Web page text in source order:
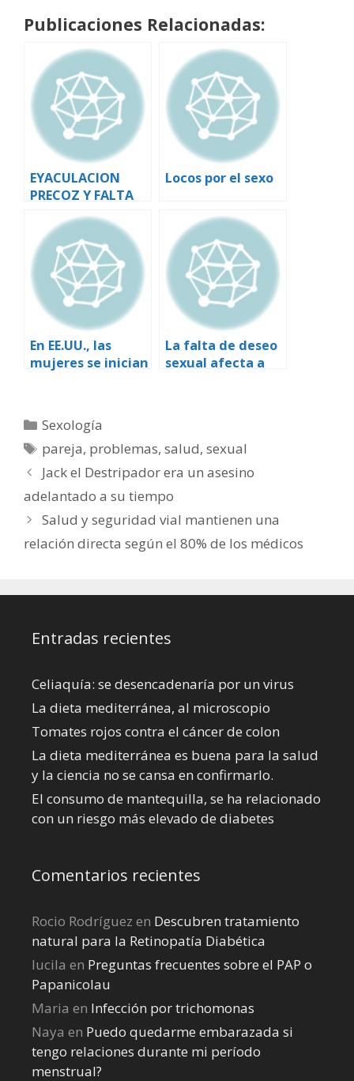
Publicaciones Relacionadas:
EYACULACION
PRECOZ Y FALTA
DE DESEO, TEMAS
DE CONSULTA
MAS FRECUENTE.
Locos por el sexo
En EE.UU., las
mujeres se inician
La falta de deseo
sexual afecta a
ciento tras la
menopausia
Categorías
Sexología
Etiquetas
pareja, problemas,salud,sexual
Jack el Destripador era un asesino
adelantado a su tiempo
Salud y seguridad vial mantienen una
relación directa según el 80% de los médicos
Entradas recientes
Celiaquía: se desencadenaría por un virus
La dieta mediterránea, al microscopio
Tomates rojos contra el cáncer de colon
La dieta mediterránea es buena para la salud
y la ciencia no se cansa en confirmarlo.
El consumo de mantequilla, se ha relacionado
con un riesgo más elevado de diabetes
Comentarios recientes
Rocio Rodríguez en Descubren tratamiento
natural para la Retinopatía Diabética
lucila en Preguntas frecuentes sobre el PAP o
Papanicolau
Maria en Infección por trichomonas
Naya en Puedo quedarme embarazada si
tengo relaciones durante mi perí­odo
menstrual?